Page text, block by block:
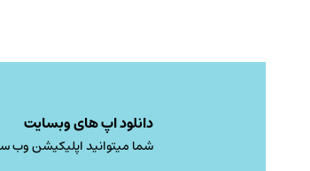
دانلود اپ های وبسایت
شما میتوانید اپلیکیشن وب